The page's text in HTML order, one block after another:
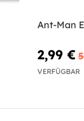
Ant-Man
2,99 €
VERFÜGBAR